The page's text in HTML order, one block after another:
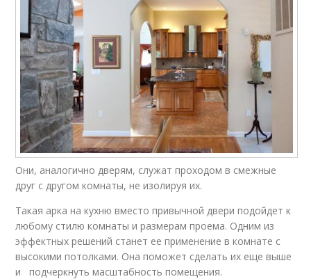
Они, аналогично дверям, служат проходом в смежные
друг с другом комнаты, не изолируя их.
Такая арка на кухню вместо привычной двери подойдет к
любому стилю комнаты и размерам проема. Одним из
эффектных решений станет ее применение в комнате с
высокими потолками. Она поможет сделать их еще выше
и подчеркнуть масштабность помещения.